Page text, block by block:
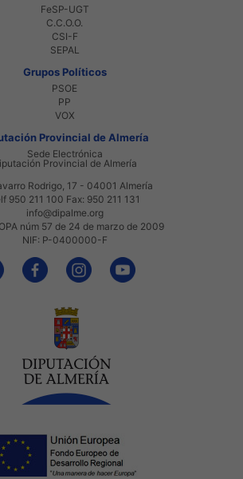
FeSP-UGT
C.C.O.O.
CSI-F
SEPAL
Grupos Políticos
PSOE
PP
VOX
Provincial de Almería
Sede Electrónica
Provincial de Almería
Rodrigo, 17 - 04001 Almería
950 211 100 Fax: 950 211 131
info@dipalme.org
núm 57 de 24 de marzo de 2009
NIF: P-0400000-F